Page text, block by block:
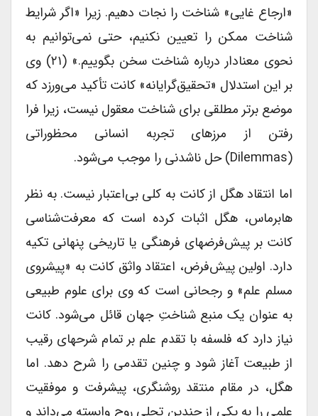
«ارجاع غایی» شناخت را نجات دهیم. زیرا «اگر شرایط
شناخت ممکن را تعیین نکنیم، حتی نمی‌توانیم به
نحوی معنادار درباره شناخت سخن بگوییم.» (۲۱) وی
بر این استدلال «تحقیق‌گرایانه» کانت تأکید می‌ورزد که
موضع برتر مطلقی برای شناخت معقول نیست، زیرا فرا
رفتن از مرزهای تجربه انسانی محظوراتی
اما انتقاد هگل از کانت به کلی بی‌اعتبار نیست. به نظر
هابرماس، هگل اثبات کرده است که معرفت‌شناسی
کانت بر پیش‌فرضهای فرهنگی یا تاریخی پنهانی تکیه
دارد. اولین پیش‌فرض، اعتقاد واثق کانت به «پیشروی
مسلم علم» و رجحانی است که وی برای علوم طبیعی
به عنوان یک منبع شناختِ جهان قائل می‌شود. کانت
نیاز دارد که فلسفه با تقدم علم بر تمام شرحهای رقیب
از طبیعت آغاز شود و چنین تقدمی را شرح دهد. اما
هگل، در مقام منتقد روشنگری، پیشرفت و موفقیت
علمی را به یکی از چندین تجلی روح وابسته می‌داند و